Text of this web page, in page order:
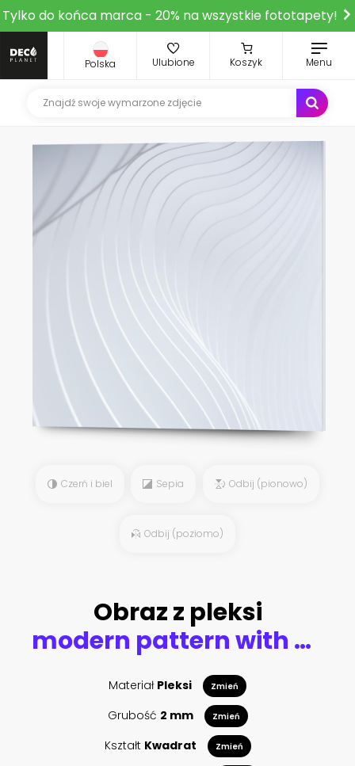
Tylko do końca marca - 20% na wszystkie fototapety!
Polska Ulubione Koszyk Menu
Czerń i biel Sepia Odbij (pionowo)
Odbij (poziomo)
Obraz z pleksi
modern pattern with geometric art deco ornament. vector illustration. oriental design
Materiał Pleksi Zmień
Grubość 2 mm Zmień
Kształt Kwadrat Zmień